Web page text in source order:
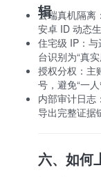
辑
云端真机隔离
安卓 ID 动态生
住宅级 IP：
台识别为“真实
授权分权：主
号，避免“一
内部审计日志
导出完整证据
六、如何